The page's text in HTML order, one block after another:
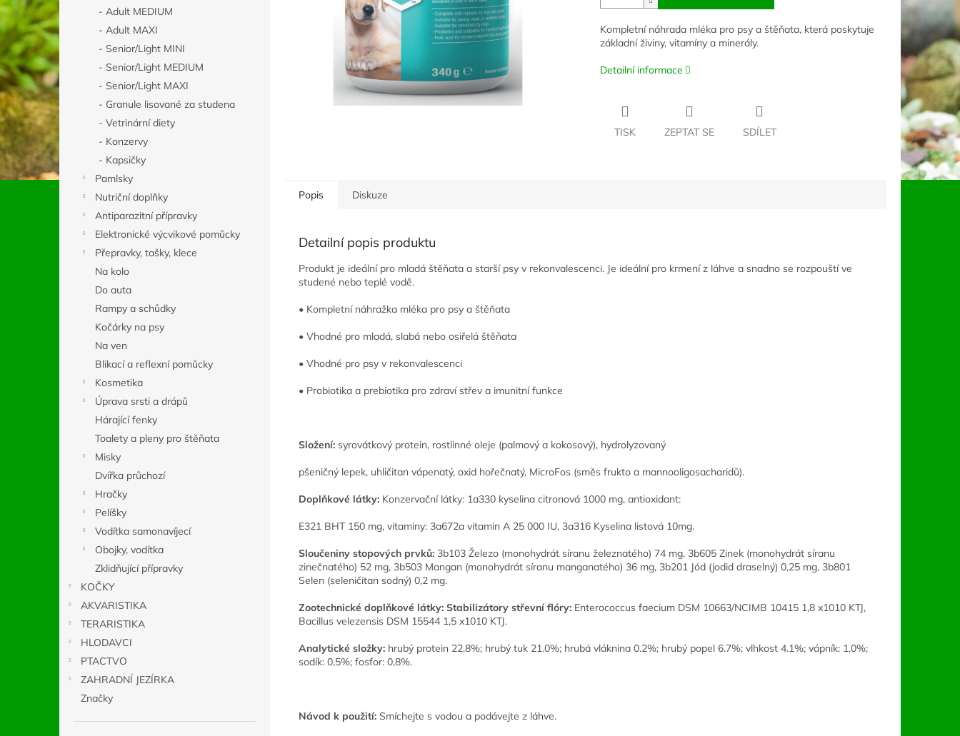
e
l
- Adult MEDIUM
- Adult MAXI
- Senior/Light MINI
- Senior/Light MEDIUM
- Senior/Light MAXI
- Granule lisované za studena
- Vetrinární diety
- Konzervy
- Kapsičky
Pamlsky
Nutriční doplňky
Antiparazitní přípravky
Elektronické výcvikové pomůcky
Přepravky, tašky, klece
Na kolo
Do auta
Rampy a schůdky
Kočárky na psy
Na ven
Blikací a reflexní pomůcky
Kosmetika
Úprava srsti a drápů
Hárající fenky
Toalety a pleny pro štěňata
Misky
Dvířka průchozí
Hračky
Pelíšky
Vodítka samonavíjecí
Obojky, vodítka
Zklidňující přípravky
KOČKY
AKVARISTIKA
TERARISTIKA
HLODAVCI
PTACTVO
ZAHRADNÍ JEZÍRKA
Značky
Kompletní náhrada mléka pro psy a štěňata, která poskytuje
základní živiny, vitamíny a minerály.
Detailní informace
TISK ZEPTAT SE SDÍLET
Popis Diskuze
Detailní popis produktu
Produkt je ideální pro mladá štěňata a starší psy v rekonvalescenci. Je ideální pro krmení z láhve a snadno se rozpouští ve
studené nebo teplé vodě.
• Kompletní náhražka mléka pro psy a štěňata
• Vhodné pro mladá, slabá nebo osiřelá štěňata
• Vhodné pro psy v rekonvalescenci
• Probiotika a prebiotika pro zdraví střev a imunitní funkce
Složení: syrovátkový protein, rostlinné oleje (palmový a kokosový), hydrolyzovaný
pšeničný lepek, uhličitan vápenatý, oxid hořečnatý, MicroFos (směs frukto a mannooligosacharidů).
Doplňkové látky: Konzervační látky: 1a330 kyselina citronová 1000 mg, antioxidant:
E321 BHT 150 mg, vitaminy: 3a672a vitamin A 25 000 IU, 3a316 Kyselina listová 10mg.
Sloučeniny stopových prvků: 3b103 Železo (monohydrát síranu železnatého) 74 mg, 3b605 Zinek (monohydrát síranu
zinečnatého) 52 mg, 3b503 Mangan (monohydrát síranu manganatého) 36 mg, 3b201 Jód (jodid draselný) 0,25 mg, 3b801
Selen (seleničitan sodný) 0,2 mg.
Zootechnické doplňkové látky: Stabilizátory střevní flóry: Enterococcus faecium DSM 10663/NCIMB 10415 1,8 x1010 KTJ,
Bacillus velezensis DSM 15544 1,5 x1010 KTJ.
Analytické složky: hrubý protein 22.8%; hrubý tuk 21.0%; hrubá vláknina 0.2%; hrubý popel 6.7%; vlhkost 4.1%; vápník: 1,0%;
sodík: 0,5%; fosfor: 0,8%.
Návod k použití: Smíchejte s vodou a podávejte z láhve.